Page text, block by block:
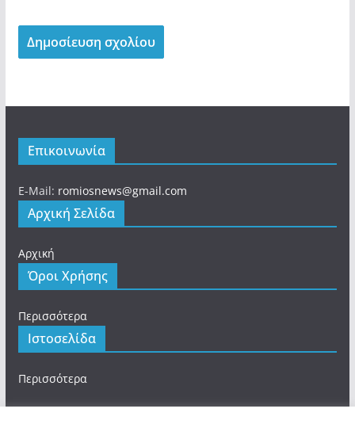
Επικοινωνία
E-Mail: romiosnews@gmail.com
Αρχική Σελίδα
Αρχική
Όροι Χρήσης
Περισσότερα
Ιστοσελίδα
Περισσότερα